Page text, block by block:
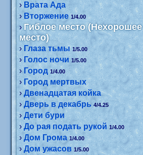
›Врата Ада
› Вторжение 1/4.00
›Гиблое место (Нехорошее
место)
›Глаза тьмы 1/5.00
›Голос ночи 1/5.00
›Город 1/4.00
› Город мертвых
›Двенадцатая койка
›Дверь в декабрь 4/4.25
›Дети бури
›До рая подать рукой 1/4.00
›Дом Грома 1/4.00
›Дом ужасов 1/5.00